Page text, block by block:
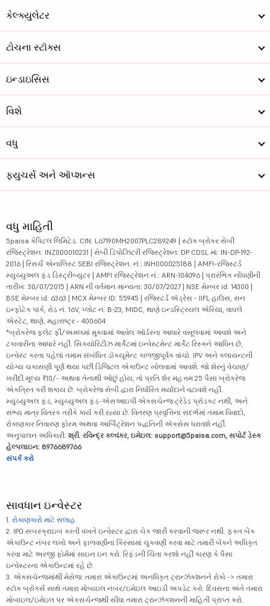
કેલ્ક્યુલેટર
ટોચના સ્ટૉક્સ
ઇન્ડાઇસિસ
વિશે
વધુ
ફ્યુચર્સ અને ઑપ્શન્સ
વધુ માહિતી
5paisa કેપિટલ લિમિટેડ. CIN: L67190MH2007PLC289249 | સ્ટૉક બ્રોકર સેબી
રજિસ્ટ્રેશન: INZ000010231 | સેબી ડિપોઝિટરી રજિસ્ટ્રેશન: DP CDSL માં: IN-DP-192-
2016 | રિસર્ચ એનાલિસ્ટ SEBI રજિસ્ટ્રેશન. નં.: INH000025188 | AMFI-રજિસ્ટર્ડ
મ્યુચ્યુઅલ ફંડ ડિસ્ટ્રીબ્યુટર | AMFI રજિસ્ટ્રેશન નં.: ARN-104096 | પ્રારંભિક નોંધણીની
તારીખ: 30/07/2015 | ARN ની વર્તમાન માન્યતા: 30/07/2027 | NSE મેમ્બર id: 14300 |
BSE મેમ્બર id: 6363 | MCX મેમ્બર ID: 55945 | રજિસ્ટર્ડ ઍડ્રેસ - IIFL હાઉસ, સન
ઇન્ફોટેક પાર્ક, રોડ નં. 16V, પ્લોટ નં. B-23, MIDC, થાણે ઇન્ડસ્ટ્રિયલ એરિયા, વાઘલે
એસ્ટેટ, થાણે, મહારાષ્ટ્ર - 400604
*બ્રોકરેજ ફ્લેટ ફી/અમલમાં મુકવામાં આવેલ ઑર્ડરના આધારે વસૂલવામાં આવશે અને
ટકાવારીના આધારે નહીં. સિક્યોરિટીઝ માર્કેટમાં ઇન્વેસ્ટમેન્ટ માર્કેટ રિસ્કને આધિન છે,
ઇન્વેસ્ટ કરતા પહેલાં તમામ સંબંધિત ડૉક્યૂમેન્ટ કાળજીપૂર્વક વાંચો. IPV અને ક્લાયન્ટની
યોગ્ય ચકાસણી પૂર્ણ થયા પછી ડિજિટલ એકાઉન્ટ ખોલવામાં આવશે. જો શેરનું વેચાણ/
ખરીદી મૂલ્ય ₹10/- અથવા તેનાથી ઓછું હોય, તો પ્રતિ શેર મહત્તમ 25 પૈસા બ્રોકરેજ
એકત્રિત કરી શકાય છે. બ્રોકરેજ સેબી દ્વારા નિર્ધારિત મર્યાદાને વટાવશે નહીં.
મ્યુચ્યુઅલ ફંડ, મ્યુચ્યુઅલ ફંડ-એસઆઇપી એક્સચેન્જ ટ્રેડેડ પ્રૉડક્ટ નથી, અને
સભ્ય માત્ર વિતરક તરીકે કાર્ય કરી રહ્યા છે. વિતરણ પ્રવૃત્તિના સંદર્ભમાં તમામ વિવાદો,
રોકાણકાર નિવારણ ફોરમ અથવા આર્બિટ્રેશન પદ્ધતિની ઍક્સેસ ધરાવશે નહીં.
અનુપાલન અધિકારી: શ્રી. રવિન્દ્ર કલ્વંકર, ઇમેઇલ: support@5paisa.com, સપોર્ટ ડેસ્ક
હેલ્પલાઇન: 8976689766
સંપર્ક કરો
સાવધાન ઇન્વેસ્ટર
1. રોકાણકારો માટે સલાહ
2. IPO સબસ્ક્રાઇબ કરતી વખતે ઇન્વેસ્ટર દ્વારા ચેક જારી કરવાની જરૂર નથી. ફક્ત બેંક
એકાઉન્ટ નંબર લખો અને ફાળવણીના કિસ્સામાં ચુકવણી કરવા માટે તમારી બેંકને અધિકૃત
કરવા માટે અરજી ફોર્મમાં સાઇન ઇન કરો. રિફંડની ચિંતા કરશો નહીં કારણ કે પૈસા
ઇન્વેસ્ટરના એકાઉન્ટમાં રહે છે.
3. એક્સચેન્જમાંથી મેસેજ: તમારા એકાઉન્ટમાં અનધિકૃત ટ્રાન્ઝૅક્શનને રોકો -> તમારા
સ્ટૉક બ્રોકર્સ સાથે તમારા મોબાઇલ નંબર/ઇમેઇલ આઇડી અપડેટ કરો. દિવસના અંતે તમારા
મોબાઇલ/ઇમેઇલ પર એક્સચેન્જથી સીધા તમારા ટ્રાન્ઝૅક્શનની માહિતી પ્રાપ્ત કરો.